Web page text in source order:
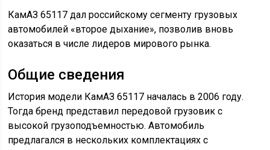
конкурентам.
В процессе рестайлинга КамАЗ 65117 получил новую
цельнометаллическую откидную кабину с 4-точечной
пневмоподвеской и современным дизайном. Ее
компоновка сохранилась (спальное место и высокая
крыша), но свободного пространства в салоне стало
больше. Улучшилась и эргономика водительской зоны.
Новую кабину оборудовали двухуровневой
подножкой, получившей специальное